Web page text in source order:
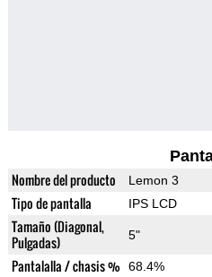
Nombre del producto Lemon 3
Tipo de pantalla IPS LCD
Tamaño (Diagonal,
Pulgadas)
5"
Pantalalla / chasis % 68.4%